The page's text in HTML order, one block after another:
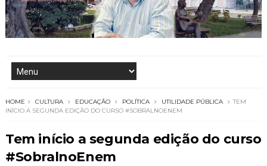
HOME CULTURA EDUCAÇÃO POLÍTICA UTILIDADE PÚBLICA
TEM
INÍCIO A SEGUNDA EDIÇÃO DO CURSO #SOBRALNOENEM
Tem início a segunda edição do curso
#SobralnoEnem